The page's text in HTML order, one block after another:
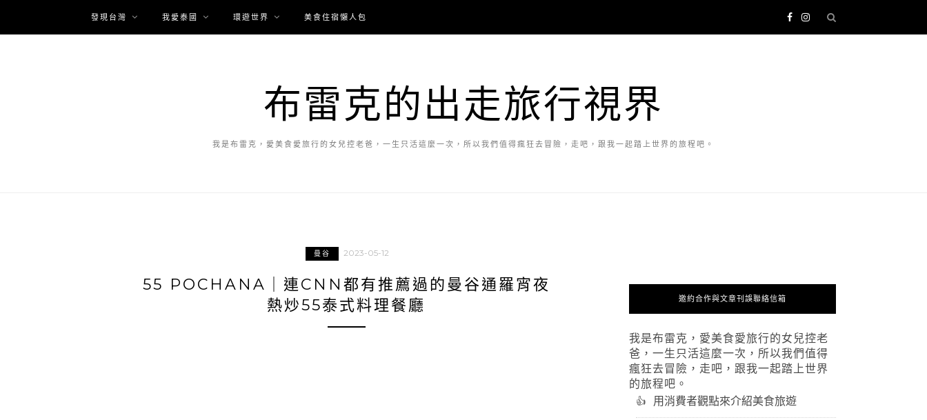
發現台灣 我愛泰國 環遊世界 美食住宿懶人包
布雷克的出走旅行視界
我是布雷克，愛美食愛旅行的女兒控老爸，一生只活這麼一次，所以我們值得瘋狂去冒險，走吧，跟我一起踏上世界的旅程吧。
曼谷 2023-05-12
55 POCHANA｜連CNN都有推薦過的曼谷通羅宵夜
熱炒55泰式料理餐廳
邀約合作與文章刊誤聯絡信箱
我是布雷克，愛美食愛旅行的女兒控老
爸，一生只活這麼一次，所以我們值得
瘋狂去冒險，走吧，跟我一起踏上世界
的旅程吧。
用消費者觀點來介紹美食旅遊